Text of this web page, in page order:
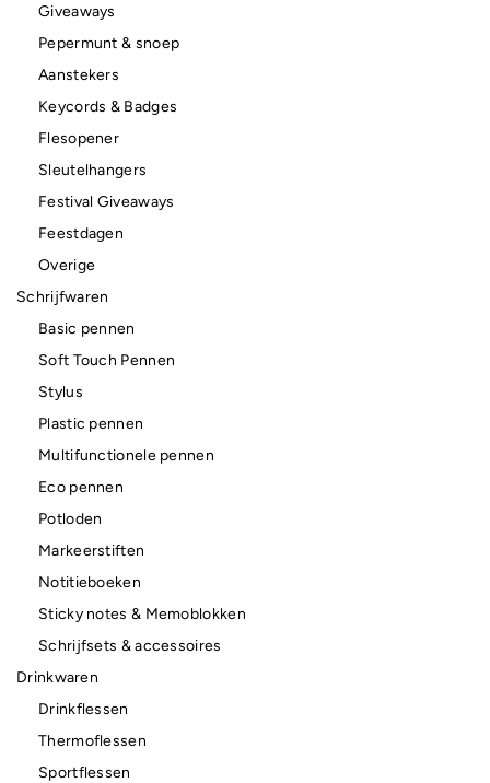
Giveaways
Pepermunt & snoep
Aanstekers
Keycords & Badges
Flesopener
Sleutelhangers
Festival Giveaways
Feestdagen
Overige
Schrijfwaren
Basic pennen
Soft Touch Pennen
Stylus
Plastic pennen
Multifunctionele pennen
Eco pennen
Potloden
Markeerstiften
Notitieboeken
Sticky notes & Memoblokken
Schrijfsets & accessoires
Drinkwaren
Drinkflessen
Thermoflessen
Sportflessen